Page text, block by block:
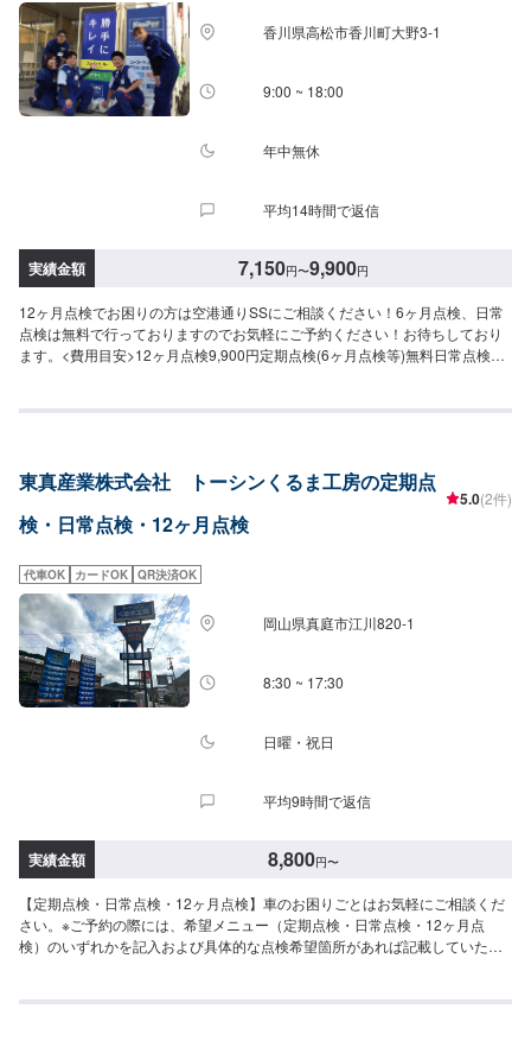
香川県高松市香川町大野3-1
9:00 ~ 18:00
年中無休
平均14時間で返信
実績金額 7,150円〜9,900円
12ヶ月点検でお困りの方は空港通りSSにご相談ください！6ヶ月点検、日常
点検は無料で行っておりますのでお気軽にご予約ください！お待ちしており
ます。<費用目安>12ヶ月点検9,900円定期点検(6ヶ月点検等)無料日常点検無
東真産業株式会社 トーシンくるま工房の定期点
検・日常点検・12ヶ月点検
5.0(2件)
代車OK カードOK QR決済OK
岡山県真庭市江川820-1
8:30 ~ 17:30
日曜・祝日
平均9時間で返信
実績金額 8,800円〜
【定期点検・日常点検・12ヶ月点検】車のお困りごとはお気軽にご相談くだ
さい。※ご予約の際には、希望メニュー（定期点検・日常点検・12ヶ月点
検）のいずれかを記入および具体的な点検希望箇所があれば記載していただ